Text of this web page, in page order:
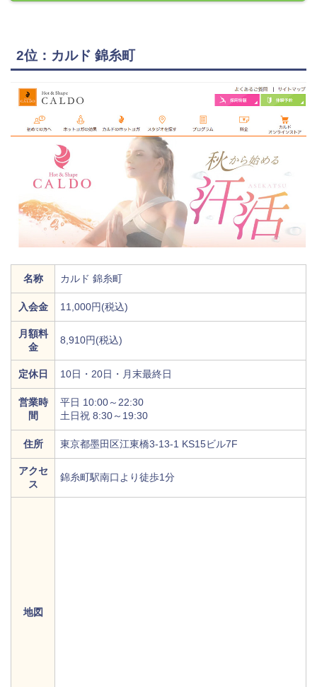
2位：カルド 錦糸町
名称 カルド 錦糸町
入会金 11,000円(税込)
月額料
金
8,910円(税込)
定休日 10日・20日・月末最終日
営業時
間
平日 10:00～22:30
土日祝 8:30～19:30
住所 東京都墨田区江東橋3-13-1 KS15ビル7F
アクセ
ス
錦糸町駅南口より徒歩1分
地図